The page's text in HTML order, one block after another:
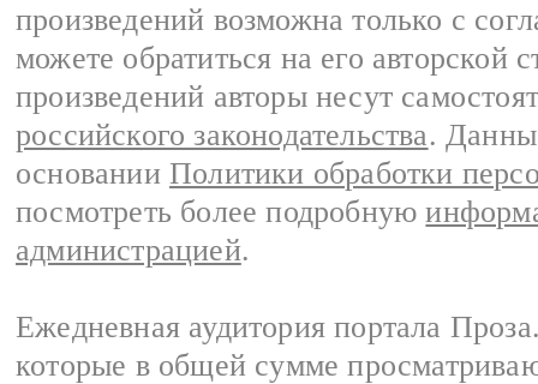
произведений возможна только с
можете обратиться на его авторской
произведений авторы несут
российского законодательства.
основании Политики обработки
посмотреть более подробную
администрацией.
Ежедневная аудитория портала
которые в общей сумме